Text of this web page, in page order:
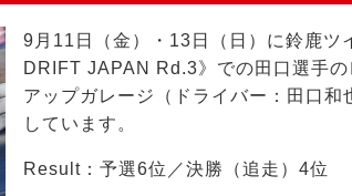
9月11日（金）・13日（日）に鈴鹿ツ
DRIFT JAPAN Rd.3》での田口選手
アップガレージ
（ドライバー：田口
しています。
Result：予選6位／決勝（追走）4位